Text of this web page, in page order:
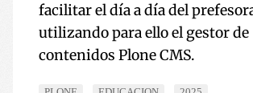
facilitar el día a día del
utilizando para ello el gestor de
contenidos Plone CMS.